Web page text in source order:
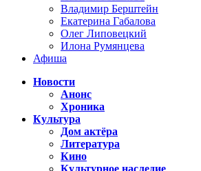
Владимир Берштейн
Екатерина Габалова
Олег Липовецкий
Илона Румянцева
Афиша
Новости
Анонс
Хроника
Культура
Дом актёра
Литература
Кино